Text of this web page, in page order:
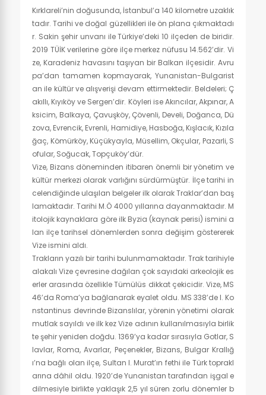
Kırklareli’nin doğusunda, İstanbul’a 140 kilometre uzaklık
tadır. Tarihi ve doğal güzellikleri ile ön plana çıkmaktadı
r. Sakin şehir unvanı ile Türkiye’deki 10 ilçeden de biridir.
2019 TÜİK verilerine göre ilçe merkez nüfusu 14.562’dir. Vi
ze, Karadeniz havasını taşıyan bir Balkan ilçesidir. Avru
pa’dan tamamen kopmayarak, Yunanistan-Bulgarist
an ile kültür ve alışverişi devam ettirmektedir. Beldeleri; Ç
akıllı, Kıyıköy ve Sergen’dir. Köyleri ise Akıncılar, Akpınar, A
ksicim, Balkaya, Çavuşköy, Çövenli, Develi, Doğanca, Dü
zova, Evrencik, Evrenli, Hamidiye, Hasboğa, Kışlacık, Kızıla
ğaç, Kömürköy, Küçükyayla, Müsellim, Okçular, Pazarli, S
ofular, Soğucak, Topçuköy’dür.
Vize, Bizans döneminden itibaren önemli bir yönetim ve
kültür merkezi olarak varlığını sürdürmüştür. İlçe tarihi in
celendiğinde ulaşılan belgeler ilk olarak Traklar’dan baş
lamaktadır. Tarihi M.Ö 4000 yıllarına dayanmaktadır. M
itolojik kaynaklara göre ilk Byzia (kaynak perisi) ismini a
lan ilçe tarihsel dönemlerden sonra değişim göstererek
Vize ismini aldı.
Trakların yazılı bir tarihi bulunmamaktadır. Trak tarihiyle
alakalı Vize çevresine dağılan çok sayıdaki arkeolojik es
erler arasında özellikle Tümülüs dikkat çekicidir. Vize, MS
46’da Roma’ya bağlanarak eyalet oldu. MS 338’de I. Ko
nstantinus devrinde Bizanslılar, yörenin yönetimi olarak
mutlak sayıldı ve ilk kez Vize adının kullanılmasıyla birlik
te şehir yeniden doğdu. 1369’ya kadar sırasıyla Gotlar, S
lavlar, Roma, Avarlar, Peçenekler, Bizans, Bulgar Krallığ
ı’na bağlı olan ilçe, Sultan I. Murat’ın fethi ile Türk toprakl
arına dâhil oldu. 1920’de Yunanistan tarafından işgal e
dilmesiyle birlikte yaklaşık 2,5 yıl süren zorlu dönemler b